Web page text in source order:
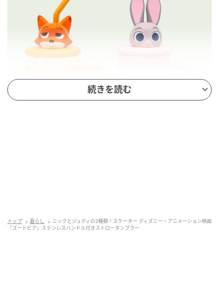
続きを読む
トップ 暮らし
ニックとジュディの2種類！スケーター ディズニー・アニメーション映画
『ズートピア』ステンレスハンドル付きストロータンブラー